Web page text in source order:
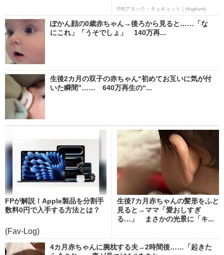
PR(アタック・キュキュット｜Hugkum)
ぽかん顔の0歳赤ちゃん→後ろから見ると……「な
にこれ」「うそでしょ」 140万再...
生後2カ月の双子の赤ちゃん“初めてお互いに気が付
いた瞬間”…… 640万再生の“...
FPが解説！Apple製品を分割手
数料0円で入手する方法とは？
(Fav-Log)
生後7カ月赤ちゃんの髪形をふと
見ると→ママ「愛おしすぎ
る…」 まさかの光景に「キ...
4カ月赤ちゃんに腕枕する夫→2時間後……「起きた